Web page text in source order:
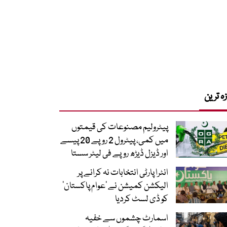
ترین
پیٹرولیم مصنوعات کی قیمتوں
میں کمی، پیٹرول 2 روپے 20 پیسے
اور ڈیزل ڈیڑھ روپے فی لیٹر سستا
انٹرا پارٹی انتخابات نہ کرانے پر
الیکشن کمیشن نے ’عوام پاکستان‘
کو ڈی لسٹ کردیا
اسمارٹ چشموں سے خفیہ